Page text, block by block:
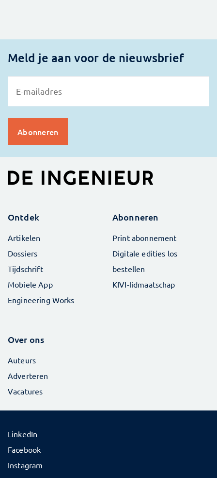
Meld je aan voor de nieuwsbrief
Ontdek
Artikelen
Dossiers
Tijdschrift
Mobiele App
Engineering Works
Abonneren
Print abonnement
Digitale edities los
bestellen
KIVI-lidmaatschap
Over ons
Auteurs
Adverteren
Vacatures
LinkedIn
Facebook
Instagram